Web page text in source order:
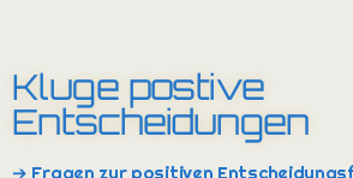
Entscheidungen
➔ Fragen zur positiven